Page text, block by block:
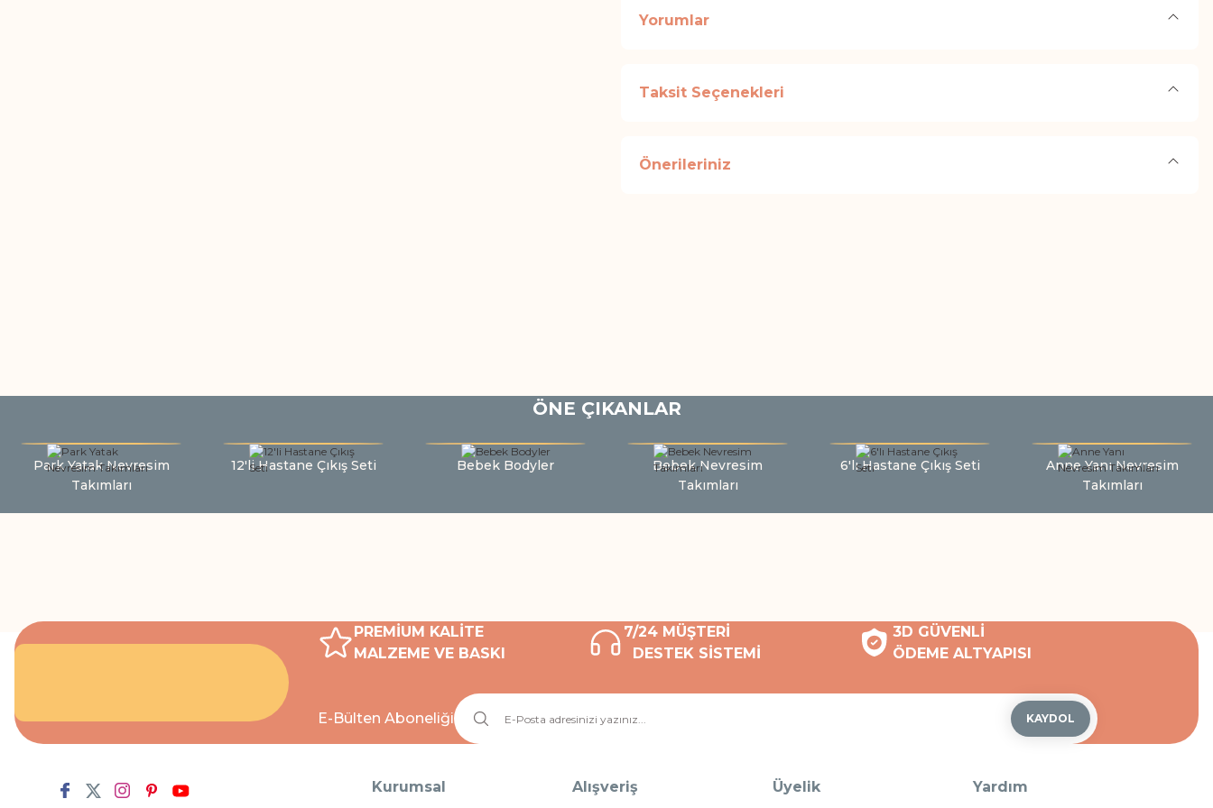
Yorumlar
Taksit Seçenekleri
Önerileriniz
ÖNE ÇIKANLAR
Park Yatak Nevresim
Takımları
12'li Hastane Çıkış Seti Bebek Bodyler
Bebek Nevresim
Takımları
6'lı Hastane Çıkış Seti
Anne Yanı Nevresim
Takımları
PREMİUM KALİTE
MALZEME VE BASKI
7/24 MÜŞTERİ
DESTEK SİSTEMİ
3D GÜVENLİ
ÖDEME ALTYAPISI
E-Bülten Aboneliği KAYDOL
Kurumsal Alışveriş Üyelik Yardım